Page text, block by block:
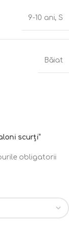
9-10 ani, S
Băiat
scurți”
obligatorii